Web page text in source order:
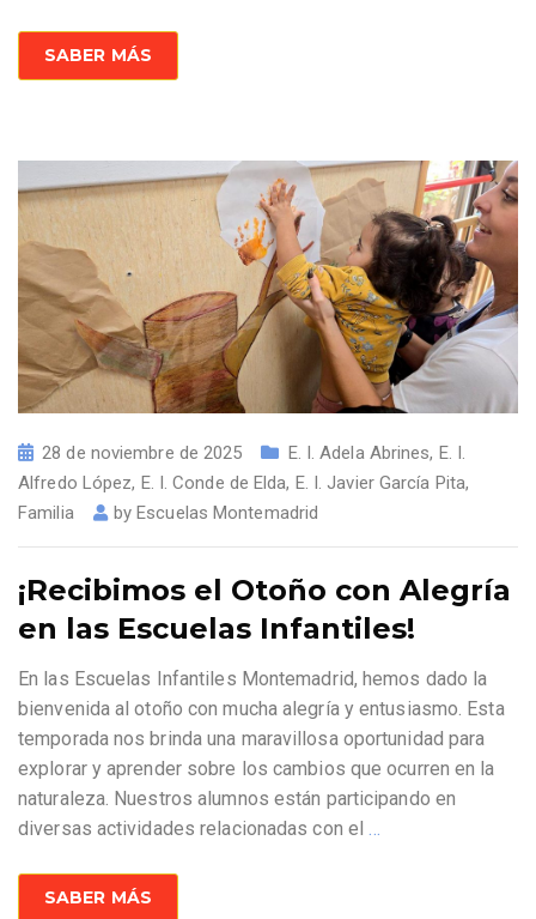
SABER MÁS
28 de noviembre de 2025 E. I. Adela Abrines, E. I.
Alfredo López, E. I. Conde de Elda, E. I. Javier García Pita,
Familia
byEscuelas Montemadrid
¡Recibimos el Otoño con Alegría
en las Escuelas Infantiles!
En las Escuelas Infantiles Montemadrid, hemos dado la
bienvenida al otoño con mucha alegría y entusiasmo. Esta
temporada nos brinda una maravillosa oportunidad para
explorar y aprender sobre los cambios que ocurren en la
naturaleza. Nuestros alumnos están participando en
diversas actividades relacionadas con el…
SABER MÁS